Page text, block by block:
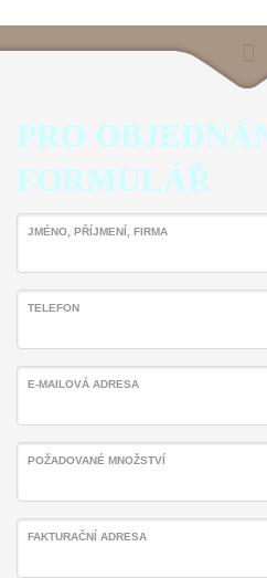
PRO
FORMULÁŘ
JMÉNO, PŘÍJMENÍ, FIRMA
TELEFON
E-MAILOVÁ ADRESA
POŽADOVANÉ MNOŽSTVÍ
FAKTURAČNÍ ADRESA